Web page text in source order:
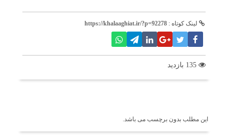
لینک کوتاه : https://khalaaghiat.ir/?p=92278
این مطلب بدون برچسب می باشد.